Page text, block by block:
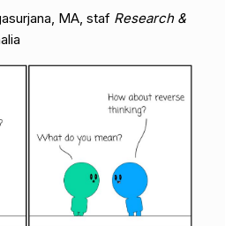
MA, staf Research &